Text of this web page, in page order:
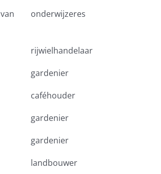
onderwijzeres
rijwielhandelaar
gardenier
caféhouder
gardenier
gardenier
landbouwer